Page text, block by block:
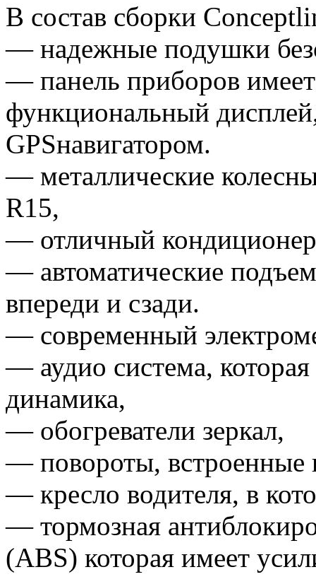
В состав сборки
— надежные подушки
— панель приборов
функциональный
GPSнавигатором.
— металлические
R15,
— отличный
— автоматические
впереди и сзади.
— современный
— аудио система,
динамика,
— обогреватели зеркал,
— повороты, встроенные
— кресло водителя, в
— тормозная
(ABS) которая имеет